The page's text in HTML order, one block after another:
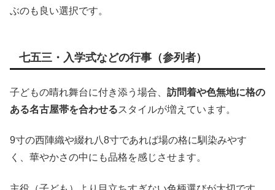
ぶのも良い選択です。
七五三・入学式などの行事（参列者）
子どもの晴れ舞台に付き添う場合、 訪問着や色無地に格の
ある名古屋帯を合わせるスタイルが増えています。
9寸の西陣織や綴れ八8寸であれば場の格に馴染みやす
く、華やかさの中にも品格を感じさせます。